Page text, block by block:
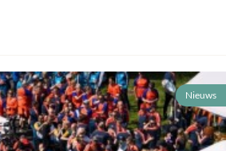
Nieuws